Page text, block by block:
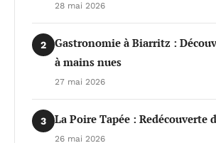
28 mai 2026
2
Gastronomie à Biarritz :
à mains nues
27 mai 2026
3 La Poire Tapée : Redécouverte
26 mai 2026